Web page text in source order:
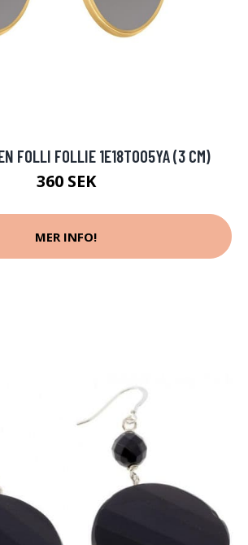
FOLLI FOLLIE 1E18T005YA (3 CM)
360 SEK
MER INFO!